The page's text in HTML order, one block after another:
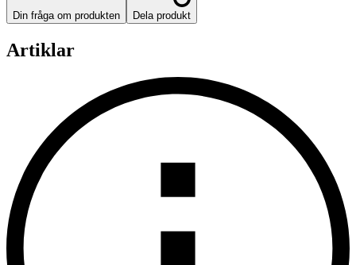
Din fråga om produkten Dela produkt
Artiklar